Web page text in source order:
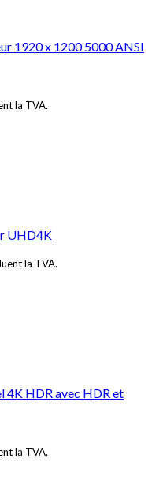
1920 x 1200 5000 ANSI
la TVA.
UHD4K
la TVA.
HDR avec HDR et
la TVA.